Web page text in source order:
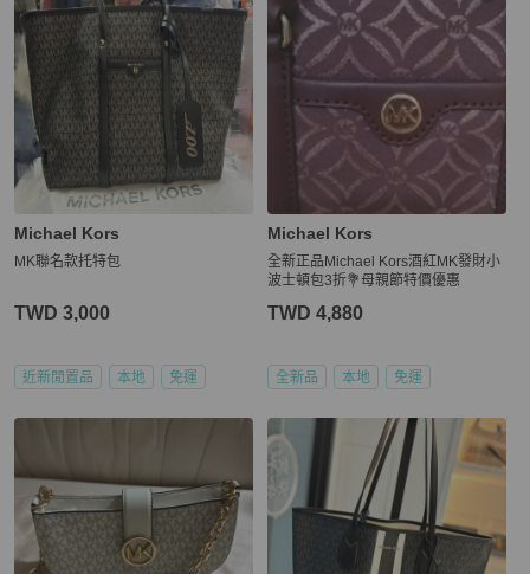
Michael Kors
MK聯名款托特包
TWD 3,000
近新閒置品 本地 免運
Michael Kors
全新正品Michael Kors酒紅MK發財小
波士頓包3折💐母親節特價優惠
TWD 4,880
全新品 本地 免運